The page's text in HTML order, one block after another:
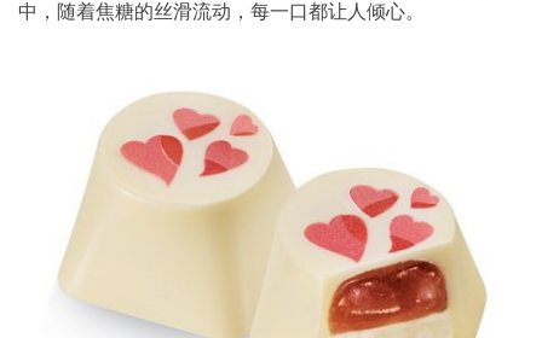
中，随着焦糖的丝滑流动，每一口都让人倾心。